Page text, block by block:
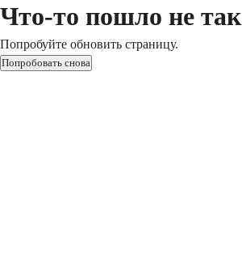
Что-то пошло не так
Попробуйте обновить страницу.
Попробовать снова